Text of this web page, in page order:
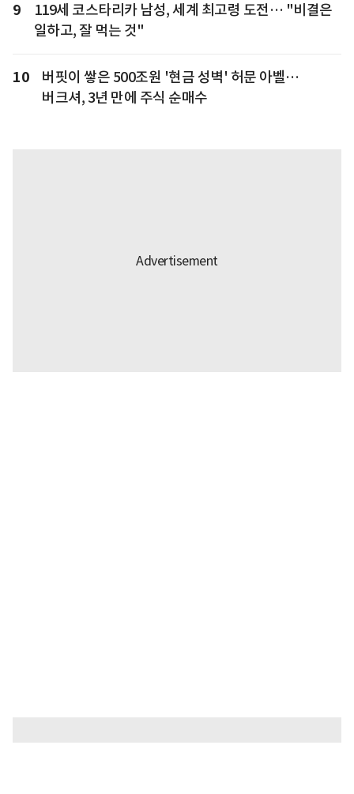
9
119세 코스타리카 남성, 세계 최고령 도전… "비결은
일하고, 잘 먹는 것"
10
버핏이 쌓은 500조원 '현금 성벽' 허문 아벨…
버크셔, 3년 만에 주식 순매수